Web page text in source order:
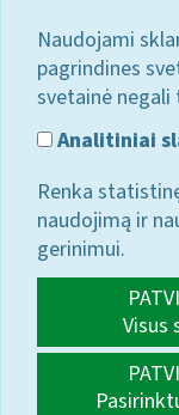
Naudojami
pagrindines
svetainė
Analitiniai
Renka
naudojimą ir
gerinimui.
Visus